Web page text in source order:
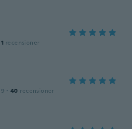
1 recensioner
· 40 recensioner